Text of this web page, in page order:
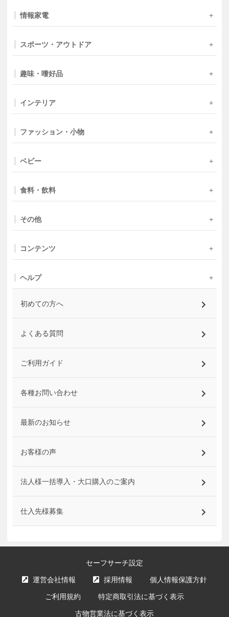
情報家電
スポーツ・アウトドア
趣味・嗜好品
インテリア
ファッション・小物
ベビー
食料・飲料
その他
コンテンツ
ヘルプ
初めての方へ
よくある質問
ご利用ガイド
各種お問い合わせ
最新のお知らせ
お客様の声
法人様一括導入・大口購入のご案内
仕入先様募集
セーフサーチ設定
運営会社情報 採用情報 個人情報保護方針
ご利用規約 特定商取引法に基づく表示
古物営業法に基づく表示